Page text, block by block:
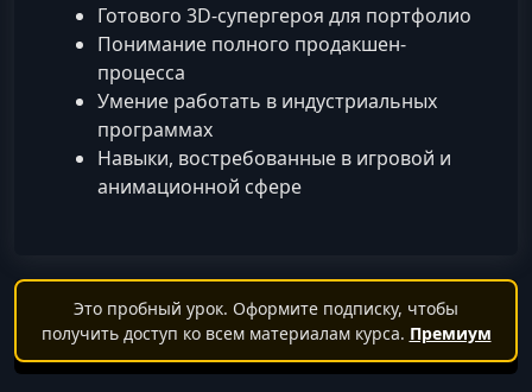
Готового 3D-супергероя для портфолио
Понимание полного продакшен-
процесса
Умение работать в индустриальных
программах
Навыки, востребованные в игровой и
анимационной сфере
Это пробный урок. Оформите подписку, чтобы
получить доступ ко всем материалам курса. Премиум